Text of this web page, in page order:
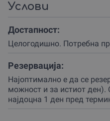
Избери меѓу третман од
целосна регенерација.
Терапијата секогаш е
без исклучок.
Еден ден можеш да имаш
следниот фокус на
твоето тело.
Услови
Достапност:
Целогодишно. Потребна
Резервација:
Најоптимално е да се
можност и за истиот
најдоцна 1 ден пред